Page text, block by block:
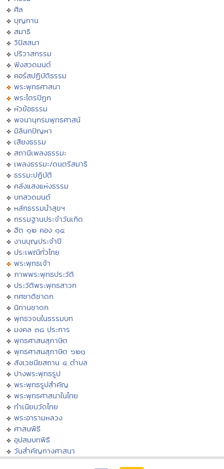
ศีล
บุญทาน
สมาธิ
วิปัสสนา
ปริวาสกรรม
ฟังสวดมนต์
คอร์สปฏิบัติธรรม
พระพุทธศาสนา
พระไตรปิฏก
หัวข้อธรรม
พจนานุกรมพุทธศาสน์
มิลินทปัญหา
เสียงธรรม
สถานีเพลงธรรมะ
เพลงธรรมะ/ดนตรีสมาธิ
ธรรมะปฏิบัติ
คลังแสงแห่งธรรม
บทสวดมนต์
หลักธรรมนำสุขฯ
กรรมฐานประจำวันเกิด
ฮีต ๑๒ คอง ๑๔
งานบุญประจำปี
ประเพณีทั่วไทย
พระพุทธเจ้า
ภาพพระพุทธประวัติ
ประวัติพระพุทธสาวก
ทศชาติชาดก
นิทานชาดก
พุทธวจนในธรรมบท
มงคล ๓๘ ประการ
พุทธศาสนสุภาษิต
พุทธศาสนสุภาษิต ๖๒๑
สังเวชนียสถาน ๔ ตำบล
ปางพระพุทธรูป
พระพุทธรูปสำคัญ
พระพุทธศาสนาในไทย
ทำเนียบวัดไทย
พระอารามหลวง
ศาสนพิธี
อุปสมบทพิธี
วันสำคัญทางศาสนา